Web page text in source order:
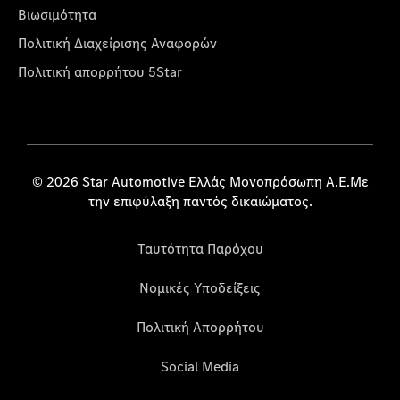
Βιωσιμότητα
Πολιτική Διαχείρισης Αναφορών
Πολιτική απορρήτου 5Star
© 2026 Star Automotive Ελλάς Μονοπρόσωπη Α.Ε.Με
την επιφύλαξη παντός δικαιώματος.
Ταυτότητα Παρόχου
Νομικές Υποδείξεις
Πολιτική Απορρήτου
Social Media